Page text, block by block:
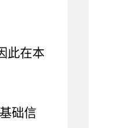
此在本
础信